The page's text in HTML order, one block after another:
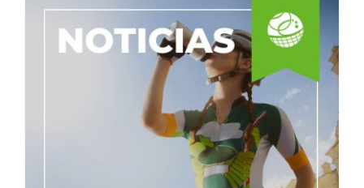
Crossfit Games 2023